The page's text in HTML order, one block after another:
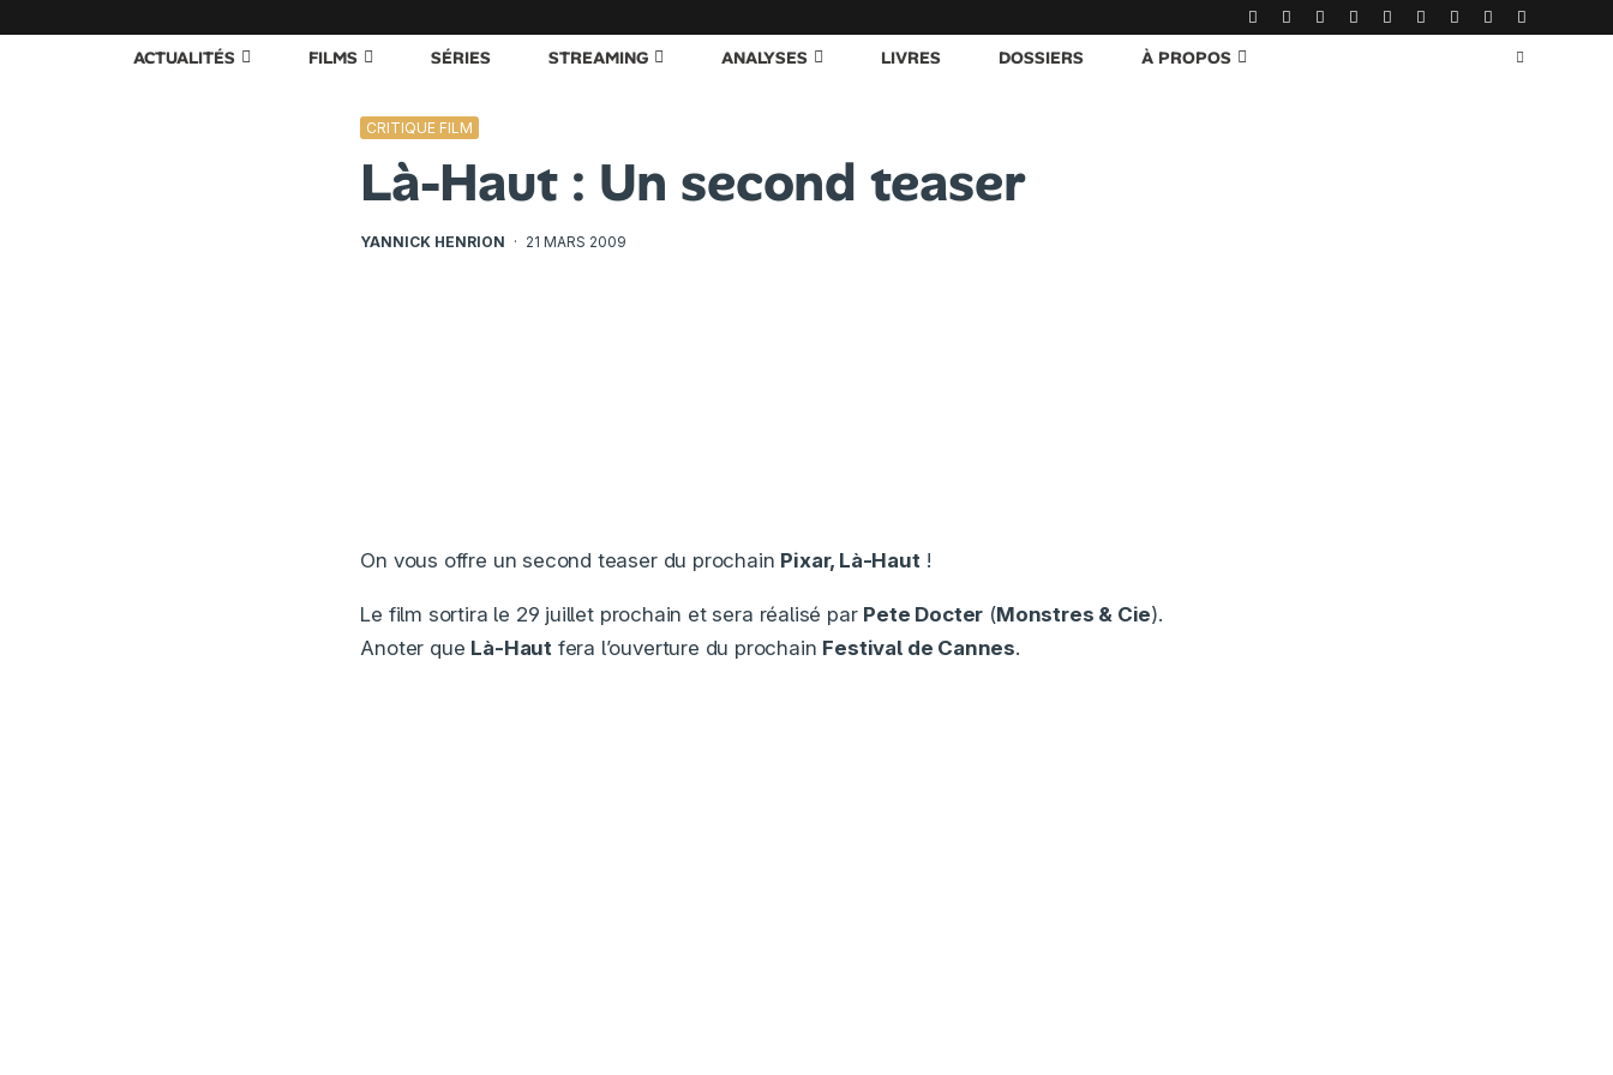
ACTUALITÉS FILMS SÉRIES STREAMING ANALYSES LIVRES DOSSIERS À PROPOS
CRITIQUE FILM
Là-Haut : Un second teaser
YANNICK HENRION · 21 MARS 2009
On vous offre un second teaser du prochain Pixar, Là-Haut!
Le film sortira le 29 juillet prochain et sera réalisé par Pete Docter (Monstres & Cie).
Anoter que Là-Hautfera l’ouverture du prochain Festival de Cannes.